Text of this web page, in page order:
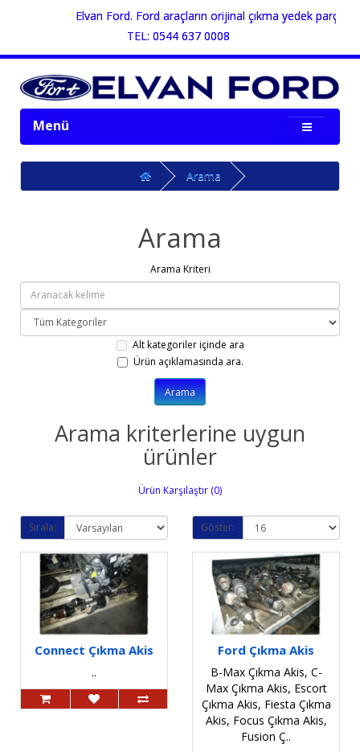
Elvan Ford. Ford araçların orijinal çıkma yedek
TEL: 0544 637 0008
Menü
Arama
Arama
Arama Kriteri
Alt kategoriler içinde ara
Ürün açıklamasında ara.
Arama kriterlerine uygun
ürünler
Ürün Karşılaştır (0)
Sırala: Göster:
Connect Çıkma Akis
..
Ford Çıkma Akis
B-Max Çıkma Akis, C-
Max Çıkma Akis, Escort
Çıkma Akis, Fiesta Çıkma
Akis, Focus Çıkma Akis,
Fusion Ç..